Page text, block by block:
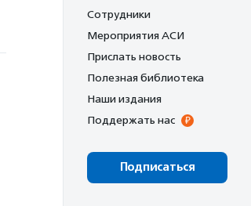
Сотрудники
Мероприятия АСИ
Прислать новость
Полезная библиотека
Наши издания
Поддержать нас
Подписаться